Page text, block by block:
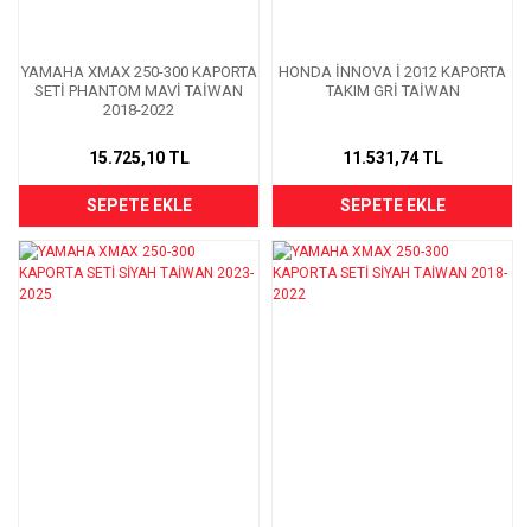
YAMAHA XMAX 250-300 KAPORTA
SETİ PHANTOM MAVİ TAİWAN
2018-2022
15.725,10 TL
SEPETE EKLE
HONDA İNNOVA İ 2012 KAPORTA
TAKIM GRİ TAİWAN
11.531,74 TL
SEPETE EKLE